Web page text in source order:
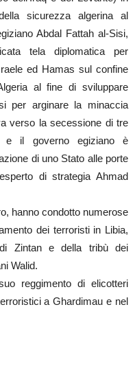
sicurezza algerina al
Abdal Fattah al-Sisi,
tela diplomatica per
ed Hamas sul confine
al fine di sviluppare
per arginare la minaccia
verso la secessione di tre
e il governo egiziano è
di uno Stato alle porte
di strategia Ahmad
hanno condotto numerose
dei terroristi in Libia,
di Zintan e della tribù dei
Walid.
reggimento di elicotteri
a Ghardimau e nel